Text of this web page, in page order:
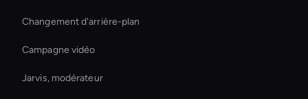
Changement d'arrière-plan
Campagne vidéo
Jarvis, modérateur